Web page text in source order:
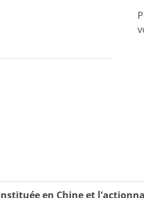
en Chine et